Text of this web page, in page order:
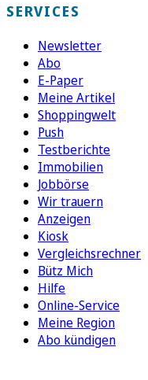
SERVICES
Newsletter
Abo
E-Paper
Meine Artikel
Shoppingwelt
Push
Testberichte
Immobilien
Jobbörse
Wir trauern
Anzeigen
Kiosk
Vergleichsrechner
Bütz Mich
Hilfe
Online-Service
Meine Region
Abo kündigen